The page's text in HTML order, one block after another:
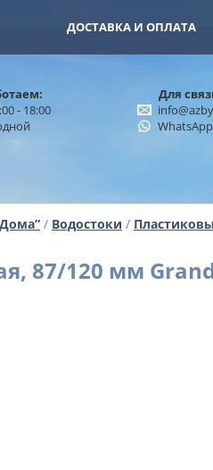
ДОСТАВКА И ОПЛАТА
- 18:00
Для
WhatsApp
/ Водостоки /
87/120 мм